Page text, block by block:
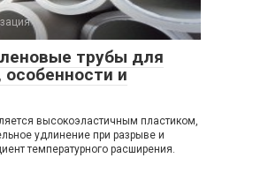
трубы для
особенности и
высокоэластичным пластиком,
удлинение при разрыве и
температурного расширения.